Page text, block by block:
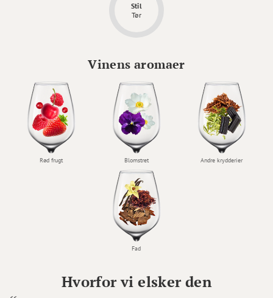
Hvorfor vi elsker den
Stil
Tør
Vinens aromaer
Rød frugt Blomstret Andre krydderier
Fad